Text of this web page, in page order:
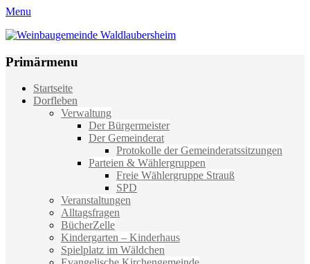
Menu
Weinbaugemeinde Waldlaubersheim
Primärmenu
Weiter
zum
Startseite
Dorfleben
Verwaltung
Der Bürgermeister
Der Gemeinderat
Protokolle der Gemeinderatssitzungen
Parteien & Wählergruppen
Freie Wählergruppe Strauß
SPD
Veranstaltungen
Alltagsfragen
BücherZelle
Kindergarten – Kinderhaus
Spielplatz im Wäldchen